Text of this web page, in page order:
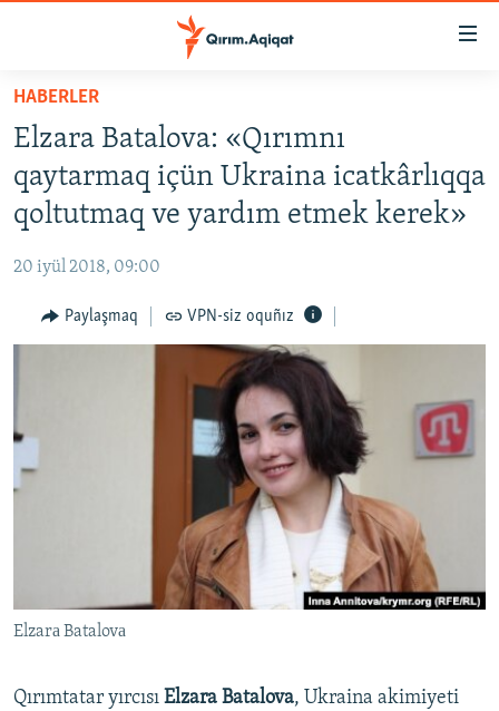
Esas
qaytmaq
Baş
navigatsiyağa
qaytmaq
Qıdıruvğa
qaytmaq
HABERLER
İQTİSADİYAT
MEDENİYET
İNSAN AQLARI
BLOGLAR
FİKİR
QOŞULIÑIZ!
HABERLER
Elzara Batalova: «Qırımnı
qaytarmaq içün Ukraina icatkârlıqqa
qoltutmaq ve yardım etmek kerek»
20 iyül 2018, 09:00
Paylaşmaq VPN-siz oquñız
Elzarа Batalovа
Qırımtatar yırcısı Elzara Batalova, Ukraina akimiyeti